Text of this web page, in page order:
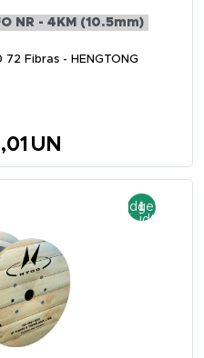
NR - 4KM (10.5mm)
Fibras - HENGTONG
UN